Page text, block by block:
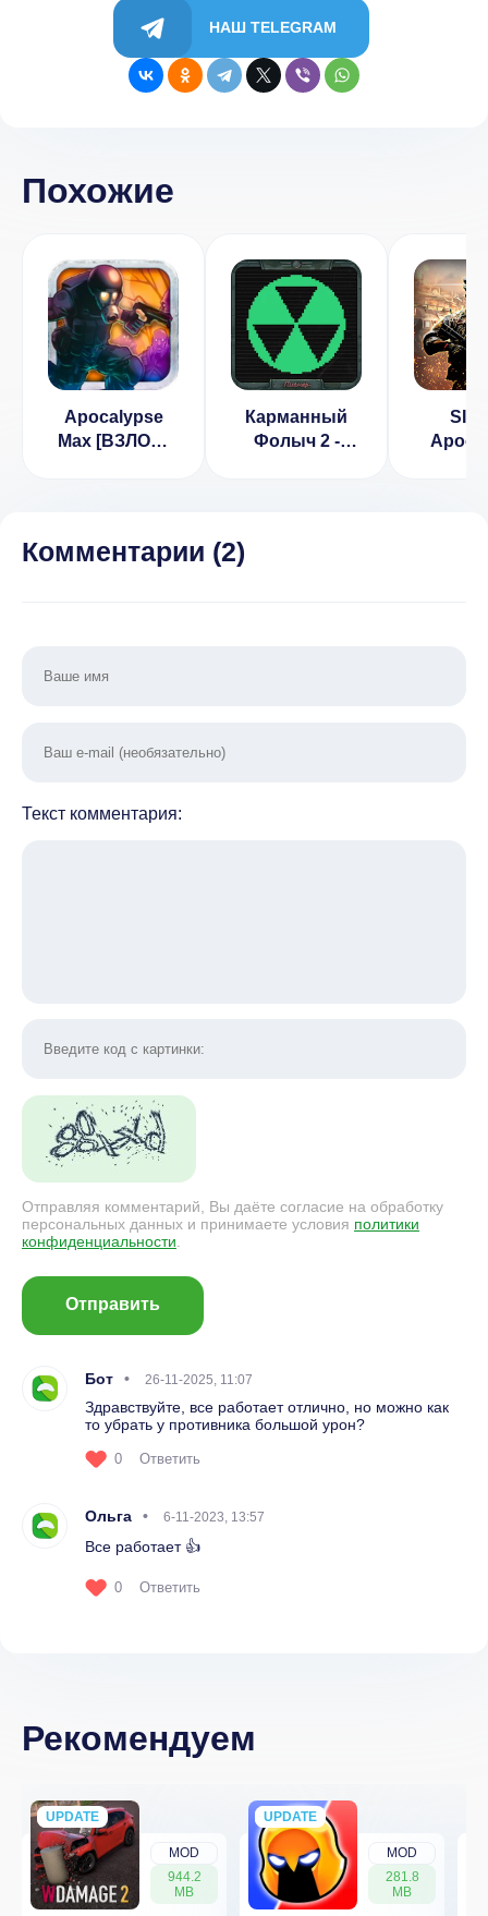
НАШ TELEGRAM
Похожие
Apocalypse
Max [ВЗЛОМ:
Карманный
Фолыч 2 -
Комментарии (2)
Текст комментария:
Отправляя комментарий, Вы даёте согласие на обработку
персональных данных и принимаете условия политики
конфиденциальности.
Отправить
Бот 26-11-2025, 11:07
Здравствуйте, все работает отлично, но можно как
то убрать у противника большой урон?
0 Ответить
Ольга 6-11-2023, 13:57
Все работает 👍
0 Ответить
Рекомендуем
MOD
944.2
MB
UPDATE
NEW
MOD
281.8
MB
UPDATE
NEW